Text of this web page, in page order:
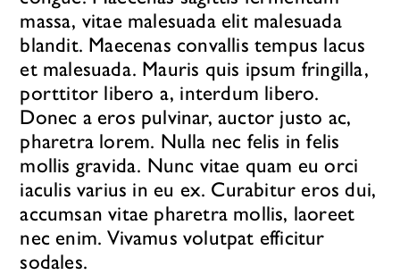
massa, vitae malesuada elit malesuada
blandit. Maecenas convallis tempus lacus
et malesuada. Mauris quis ipsum fringilla,
porttitor libero a, interdum libero.
Donec a eros pulvinar, auctor justo ac,
pharetra lorem. Nulla nec felis in felis
mollis gravida. Nunc vitae quam eu orci
iaculis varius in eu ex. Curabitur eros dui,
accumsan vitae pharetra mollis, laoreet
nec enim. Vivamus volutpat efficitur
sodales.